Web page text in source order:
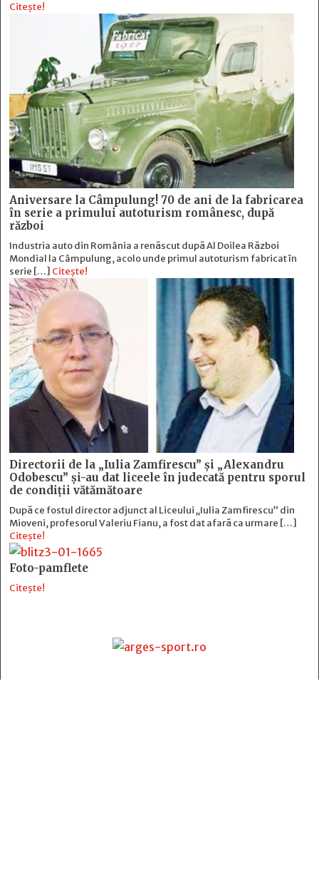
Citește!
Aniversare la Câmpulung! 70 de ani de la fabricarea
în serie a primului autoturism românesc, după
război
Industria auto din România a renăscut după Al Doilea Război
Mondial la Câmpulung, acolo unde primul autoturism fabricat în
serie […] Citește!
Directorii de la „Iulia Zamfirescu” și „Alexandru
Odobescu” și-au dat liceele în judecată pentru sporul
de condiții vătămătoare
După ce fostul director adjunct al Liceului „Iulia Zamfirescu” din
Mioveni, profesorul Valeriu Fianu, a fost dat afară ca urmare […]
Citește!
Foto-pamflete
Citește!